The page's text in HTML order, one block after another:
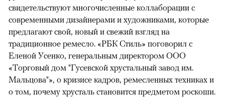
свидетельствуют многочисленные коллаборации с
современными дизайнерами и художниками, которые
предлагают свой, новый и свежий взгляд на
традиционное ремесло. «РБК Стиль» поговорил с
Еленой Усенко, генеральным директором ООО
«Торговый дом "Гусевской хрустальный завод им.
Мальцова"», о кризисе кадров, ремесленных техниках и
о том, почему хрусталь становится предметом роскоши.